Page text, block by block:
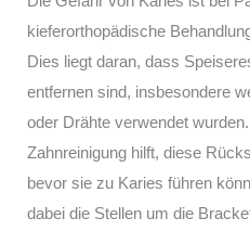
kieferorthopädische
Dies liegt daran, dass
entfernen sind, insbesondere
oder Drähte verwendet
Zahnreinigung hilft, diese
bevor sie zu Karies führen
dabei die Stellen um die